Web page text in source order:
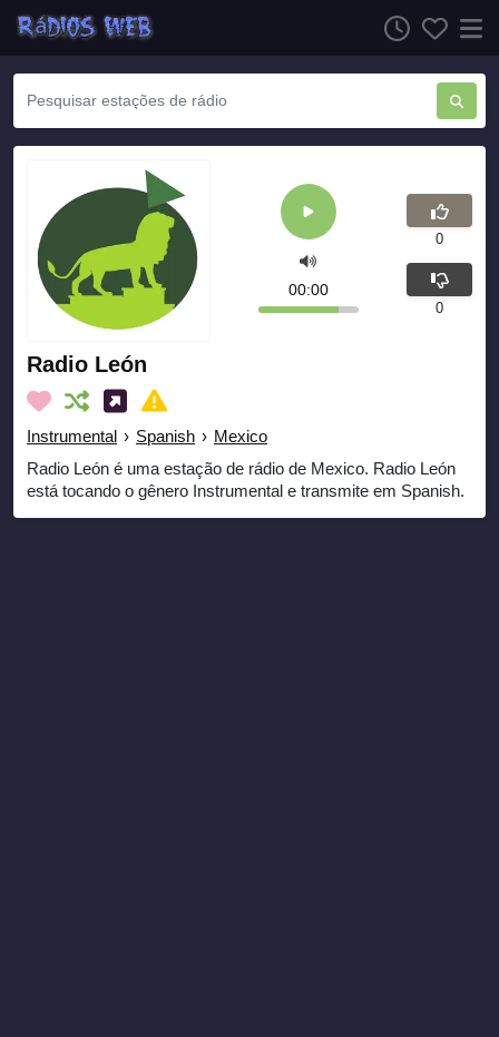
Radio León
Instrumental › Spanish › Mexico
Radio León é uma estação de rádio de Mexico. Radio León
está tocando o gênero Instrumental e transmite em Spanish.
00:00
0
0